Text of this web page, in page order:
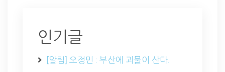
인기글
[알림] 오정민 : 부산에 괴물이 산다.